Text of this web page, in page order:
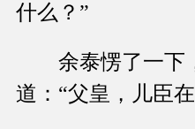
什么？”
余泰愣了一下
道：“父皇，儿臣